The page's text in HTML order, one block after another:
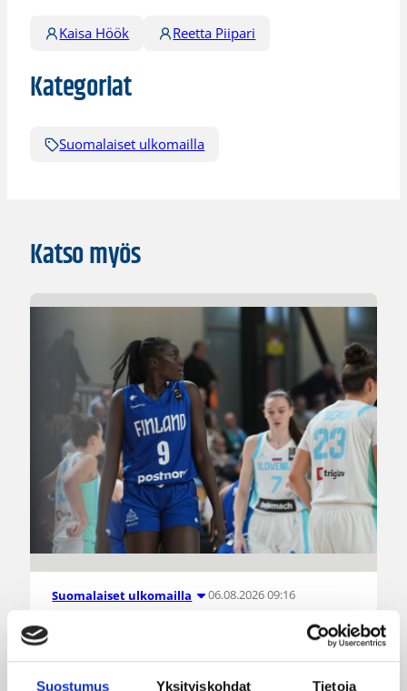
Suostumus Yksityiskohdat Tietoja
Kaisa Höök Reetta Piipari
Kategoriat
Suomalaiset ulkomailla
Katso myös
Suomalaiset ulkomailla 06.08.2026 09:16
Mystics nousi 20 pisteen takaa
voittoon Wingsiä vastaan –